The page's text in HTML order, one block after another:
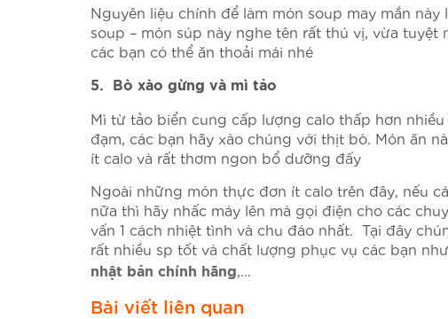
Nguyên liệu chính để làm món soup may mắn
soup – món súp này nghe tên rất thú vị, vừa
các bạn có thể ăn thoải mái nhé
5. Bò xào gừng và mì tảo
Mì từ tảo biển cung cấp lượng calo thấp hơn
đạm, các bạn hãy xào chúng với thịt bò. Món ăn
ít calo và rất thơm ngon bổ dưỡng đấy
Ngoài những món thực đơn ít calo trên đây, nếu
nữa thì hãy nhấc máy lên mà gọi điện cho các
vấn 1 cách nhiệt tình và chu đáo nhất. Tại đây
rất nhiều sp tốt và chất lượng phục vụ các bạn
nhật bản chính hãng
Bài viết liên quan